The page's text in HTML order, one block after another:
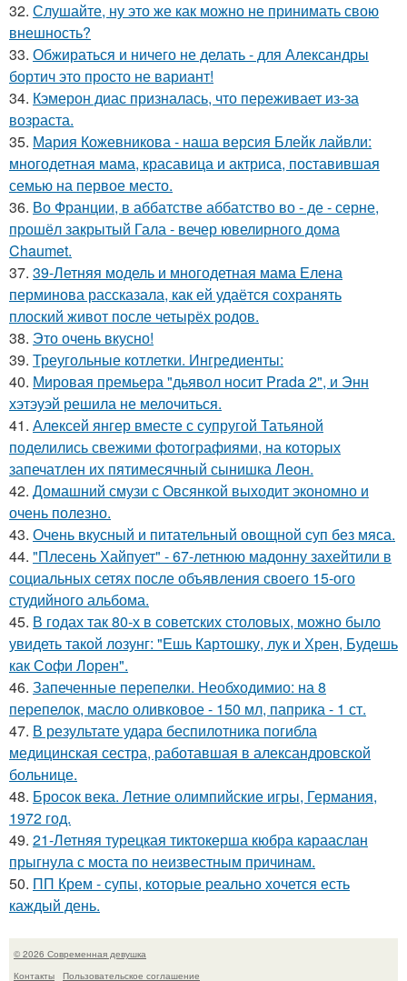
32. Слушайте, ну это же как можно не принимать свою
внешность?
33. Обжираться и ничего не делать - для Александры
бортич это просто не вариант!
34. Кэмерон диас призналась, что переживает из-за
возраста.
35. Мария Кожевникова - наша версия Блейк лайвли:
многодетная мама, красавица и актриса, поставившая
семью на первое место.
36. Во Франции, в аббатстве аббатство во - де - серне,
прошёл закрытый Гала - вечер ювелирного дома
Chaumet.
37. 39-Летняя модель и многодетная мама Елена
перминова рассказала, как ей удаётся сохранять
плоский живот после четырёх родов.
38. Это очень вкусно!
39. Треугольные котлетки. Ингредиенты:
40. Мировая премьера "дьявол носит Prada 2", и Энн
хэтэуэй решила не мелочиться.
41. Алексей янгер вместе с супругой Татьяной
поделились свежими фотографиями, на которых
запечатлен их пятимесячный сынишка Леон.
42. Домашний смузи с Овсянкой выходит экономно и
очень полезно.
43. Очень вкусный и питательный овощной суп без мяса.
44. "Плесень Хайпует" - 67-летнюю мадонну захейтили в
социальных сетях после объявления своего 15-ого
студийного альбома.
45. В годах так 80-х в советских столовых, можно было
увидеть такой лозунг: "Ешь Картошку, лук и Хрен, Будешь
как Софи Лорен".
46. Запеченные перепелки. Необходимио: на 8
перепелок, масло оливковое - 150 мл, паприка - 1 ст.
47. В результате удара беспилотника погибла
медицинская сестра, работавшая в александровской
больнице.
48. Бросок века. Летние олимпийские игры, Германия,
1972 год.
49. 21-Летняя турецкая тиктокерша кюбра карааслан
прыгнула с моста по неизвестным причинам.
50. ПП Крем - супы, которые реально хочется есть
каждый день.
© 2026 Современная девушка
Контакты
Пользовательское соглашение